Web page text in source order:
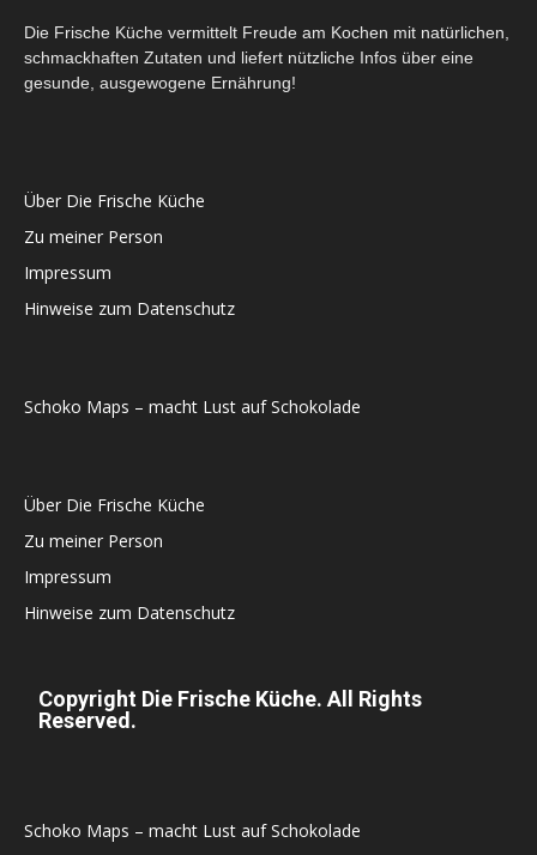
Die Frische Küche vermittelt Freude am Kochen mit natürlichen,
schmackhaften Zutaten und liefert nützliche Infos über eine
gesunde, ausgewogene Ernährung!
Über Die Frische Küche
Zu meiner Person
Impressum
Hinweise zum Datenschutz
Schoko Maps – macht Lust auf Schokolade
Über Die Frische Küche
Zu meiner Person
Impressum
Hinweise zum Datenschutz
Copyright Die Frische Küche. All Rights
Reserved.
Schoko Maps – macht Lust auf Schokolade